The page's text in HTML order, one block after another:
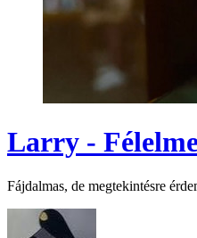
Larry -
Fájdalmas, de megtekintésre